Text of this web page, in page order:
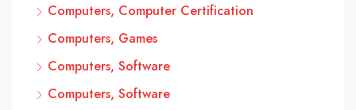
Computers, Computer Certification
Computers, Games
Computers, Software
Computers, Software